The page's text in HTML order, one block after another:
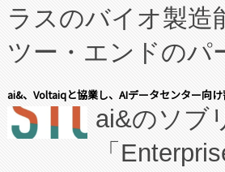
ラスのバイオ製造
ツー・エンドの
表しました。 同
manufacturing™
たNeXは、バイ
ai&、Voltaiqと協業し、AIデータセンター向
ai&のソブ
「